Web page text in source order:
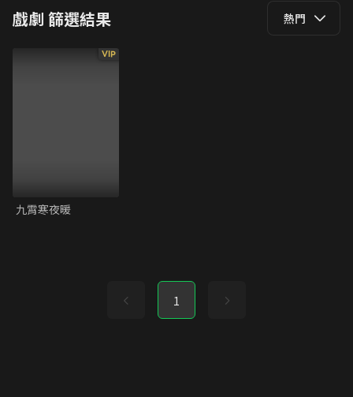
戲劇 篩選結果 熱門
VIP
九霄寒夜暖
1